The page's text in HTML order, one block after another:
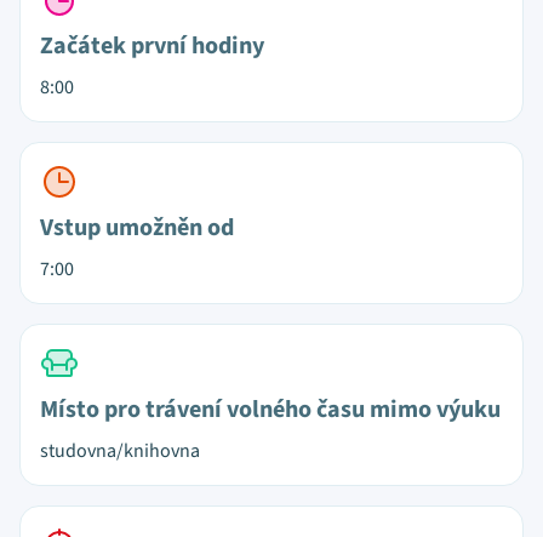
Začátek první hodiny
8:00
Vstup umožněn od
7:00
Místo pro trávení volného času mimo výuku
studovna/knihovna